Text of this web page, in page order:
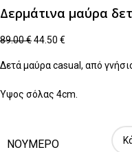
Δερμάτινα μαύρα
89.00€44.50 €
Δετά μαύρα casual, από
Ύψος σόλας 4cm.
ΝΟΥΜΕΡΟ